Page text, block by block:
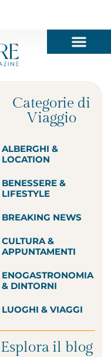
Categorie di
Viaggio
ALBERGHI &
LOCATION
BENESSERE &
LIFESTYLE
BREAKING NEWS
CULTURA &
APPUNTAMENTI
ENOGASTRONOMIA
& DINTORNI
LUOGHI & VIAGGI
Esplora il blog